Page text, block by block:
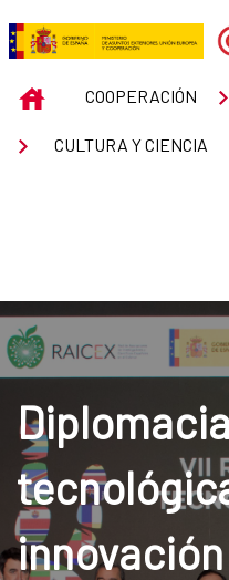
Skip to Main Content
SCIENTIFIC
INICIOCOOPERACIÓN
CULTURA Y CIENCIA
innovación